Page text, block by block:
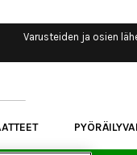
Varusteiden ja osien